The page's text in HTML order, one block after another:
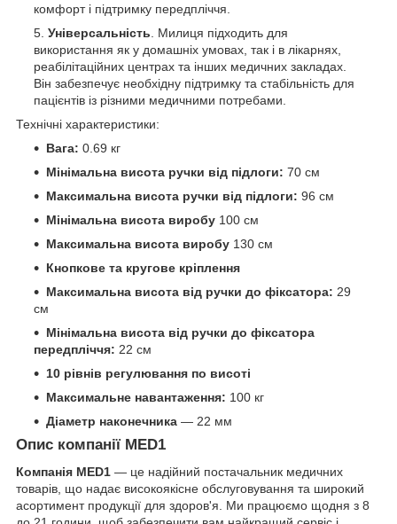
комфорт і підтримку передпліччя.
Універсальність . Милиця підходить для
використання як у домашніх умовах, так і в лікарнях,
реабілітаційних центрах та інших медичних закладах.
Він забезпечує необхідну підтримку та стабільність для
пацієнтів із різними медичними потребами.
Технічні характеристики:
Вага: 0.69 кг
Мінімальна висота ручки від підлоги: 70 см
Максимальна висота ручки від підлоги: 96 см
Мінімальна висота виробу 100 см
Максимальна висота виробу 130 см
Кнопкове та кругове кріплення
Максимальна висота від ручки до фіксатора: 29
см
Мінімальна висота від ручки до фіксатора
передпліччя: 22 см
10 рівнів регулювання по висоті
Максимальне навантаження: 100 кг
Діаметр наконечника — 22 мм
Опис компанії MED1
Компанія MED1 — це надійний постачальник медичних
товарів, що надає високоякісне обслуговування та широкий
асортимент продукції для здоров'я. Ми працюємо щодня з 8